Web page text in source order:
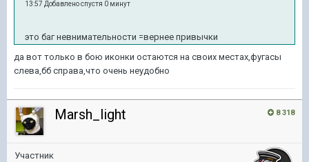
13:57 Добавлено спустя 0 минут
это баг невнимательности =вернее привычки
да вот только в бою иконки остаются на своих местах,фугасы
слева,бб справа,что очень неудобно
8 318
Marsh_light
Участник